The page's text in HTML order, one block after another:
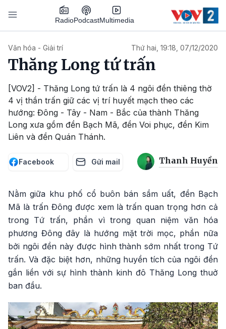
Nhảy đến nội dung
RadioPodcastMultimedia
Văn hóa - Giải trí Thứ hai, 19:18, 07/12/2020
Thăng Long tứ trấn
[VOV2] - Thăng Long tứ trấn là 4 ngôi đền thiêng thờ
4 vị thần trấn giữ các vị trí huyết mạch theo các
hướng: Đông - Tây - Nam - Bắc của thành Thăng
Long xưa gồm đền Bạch Mã, đền Voi phục, đền Kim
Liên và đền Quán Thánh.
Facebook Gửi mail Thanh Huyền
Nằm giữa khu phố cổ buôn bán sầm uất, đền Bạch
Mã là trấn Đông được xem là trấn quan trọng hơn cả
trong Tứ trấn, phần vì trong quan niệm văn hóa
phương Đông đây là hướng mặt trời mọc, phần nữa
bởi ngôi đền này được hình thành sớm nhất trong Tứ
trấn. Và đặc biệt hơn, những huyền tích của ngôi đền
gắn liền với sự hình thành kinh đô Thăng Long thuở
ban đầu.